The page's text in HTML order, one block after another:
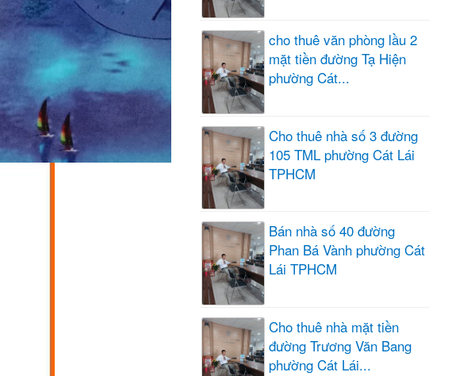
cho thuê văn phòng lầu 2
mặt tiền đường Tạ Hiện
phường Cát...
Cho thuê nhà số 3 đường
105 TML phường Cát Lái
TPHCM
Bán nhà số 40 đường
Phan Bá Vành phường Cát
Lái TPHCM
Cho thuê nhà mặt tiền
đường Trương Văn Bang
phường Cát Lái...